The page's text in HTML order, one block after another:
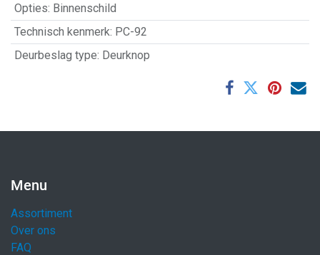
Opties: Binnenschild
Technisch kenmerk: PC-92
Deurbeslag type: Deurknop
Menu
Assortiment
Over ons
FAQ